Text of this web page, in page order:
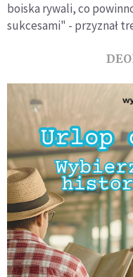
boiska rywali, co
sukcesami" - przyznał